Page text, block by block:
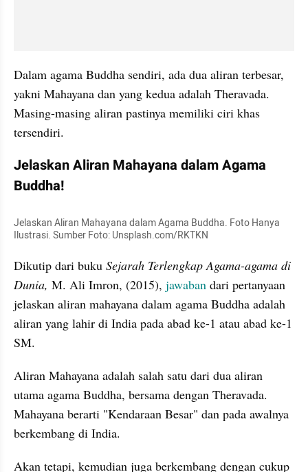
Dalam agama Buddha sendiri, ada dua aliran terbesar,
yakni Mahayana dan yang kedua adalah Theravada.
Masing-masing aliran pastinya memiliki ciri khas
tersendiri.
Jelaskan Aliran Mahayana dalam Agama
Buddha!
Jelaskan Aliran Mahayana dalam Agama Buddha. Foto Hanya
Ilustrasi. Sumber Foto: Unsplash.com/RKTKN
Dikutip dari buku Sejarah Terlengkap Agama-agama di
Dunia, M. Ali Imron, (2015), jawaban dari pertanyaan
jelaskan aliran mahayana dalam agama Buddha adalah
aliran yang lahir di India pada abad ke-1 atau abad ke-1
SM.
Aliran Mahayana adalah salah satu dari dua aliran
utama agama Buddha, bersama dengan Theravada.
Mahayana berarti "Kendaraan Besar" dan pada awalnya
berkembang di India.
Akan tetapi, kemudian juga berkembang dengan cukup